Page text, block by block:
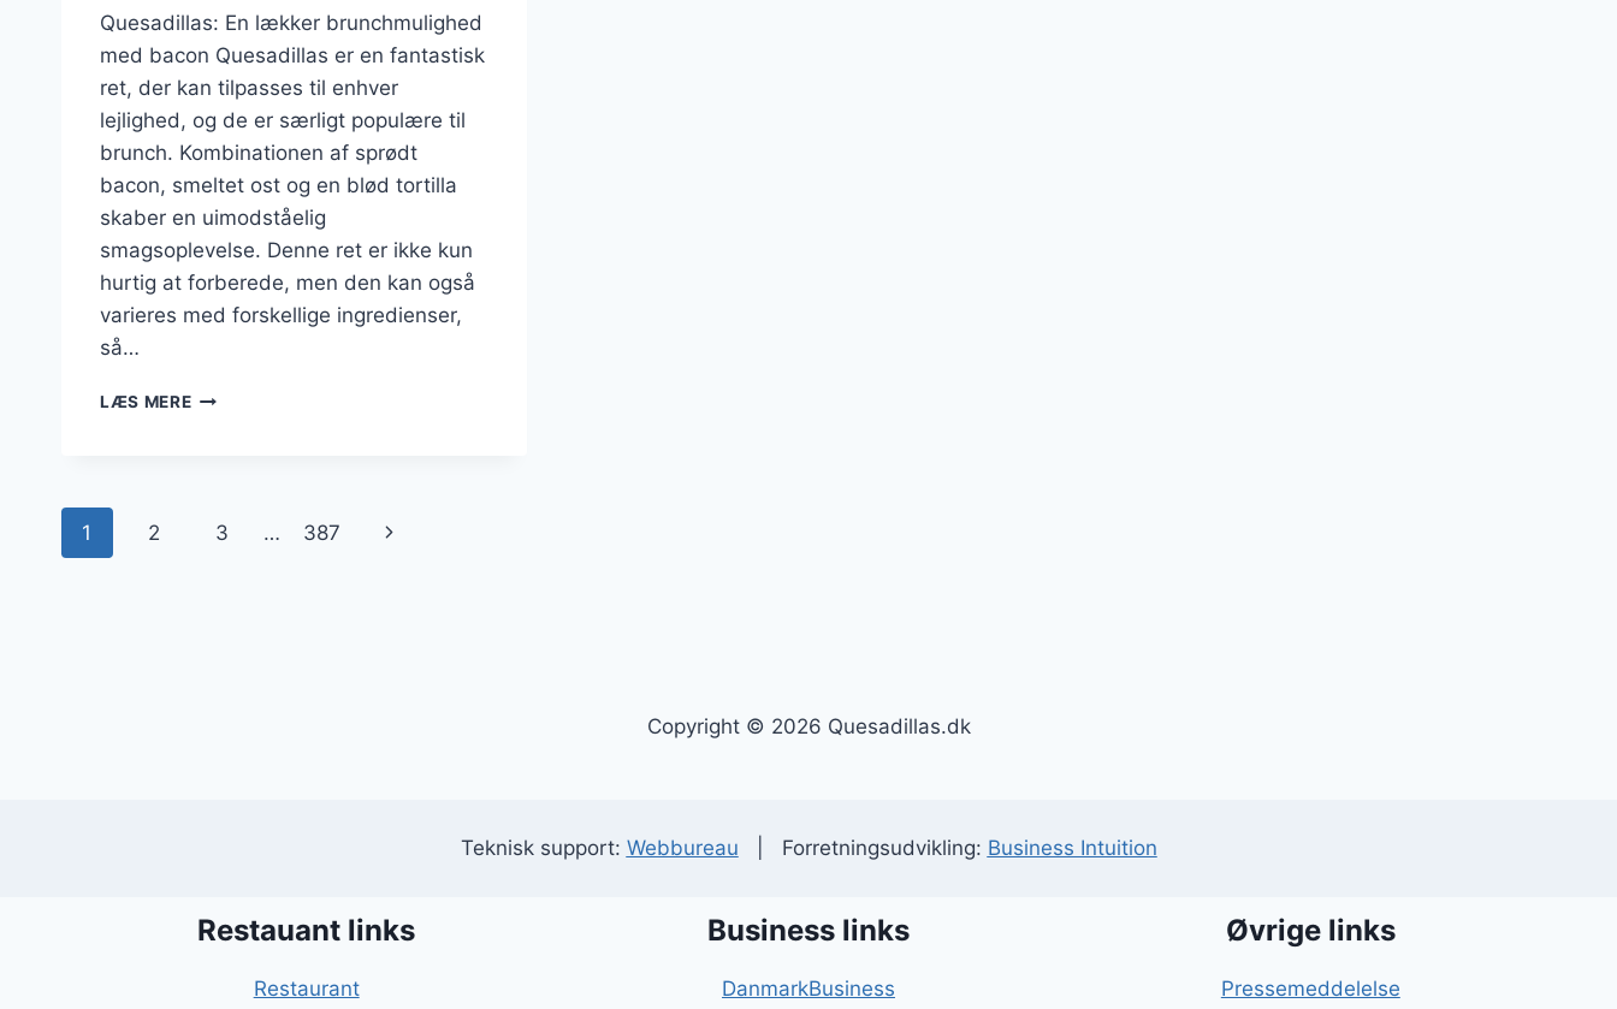
Quesadillas: En lækker brunchmulighed
med bacon Quesadillas er en fantastisk
ret, der kan tilpasses til enhver
lejlighed, og de er særligt populære til
brunch. Kombinationen af sprødt
bacon, smeltet ost og en blød tortilla
skaber en uimodståelig
smagsoplevelse. Denne ret er ikke kun
hurtig at forberede, men den kan også
varieres med forskellige ingredienser,
så…
LÆS MEREQUESADILLAS
Side
1 2 3 … 387
Næste
Copyright © 2026 Quesadillas.dk
Teknisk support: Webbureau | Forretningsudvikling: Business Intuition
Restauant links
Restaurant
Business links
DanmarkBusiness
Øvrige links
Pressemeddelelse